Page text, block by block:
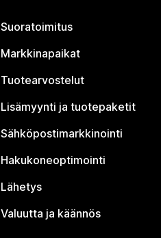
Suoratoimitus
Markkinapaikat
Tuotearvostelut
Lisämyynti ja tuotepaketit
Sähköpostimarkkinointi
Hakukoneoptimointi
Lähetys
Valuutta ja käännös